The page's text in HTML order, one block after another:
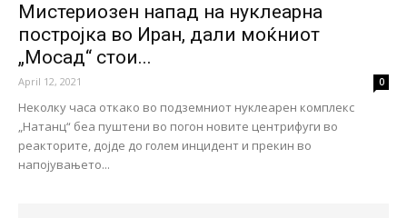
Мистериозен напад на нуклеарна
постројка во Иран, дали моќниот
„Мосад“ стои...
April 12, 2021 0
Неколку часа откако во подземниот нуклеарен комплекс
„Натанц“ беа пуштени во погон новите центрифуги во
реакторите, дојде до голем инцидент и прекин во
напојувањето...